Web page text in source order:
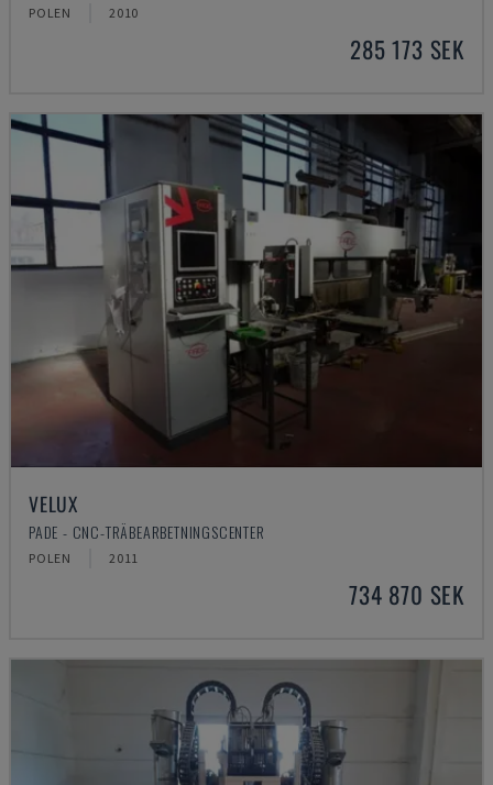
POLEN 2010
285 173 SEK
VELUX
PADE - CNC-TRÄBEARBETNINGSCENTER
POLEN 2011
734 870 SEK